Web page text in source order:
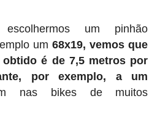
um pinhão
um68x19, vemos que
é de 7,5 metros por
por exemplo, a um
nas bikes de muitos